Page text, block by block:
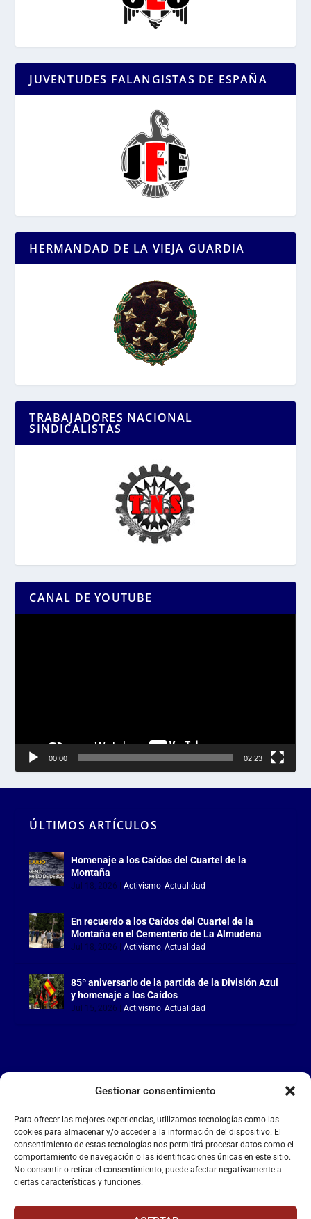
Gestionar consentimiento
Para ofrecer las mejores experiencias, utilizamos tecnologías como las
cookies para almacenar y/o acceder a la información del dispositivo. El
consentimiento de estas tecnologías nos permitirá procesar datos como el
comportamiento de navegación o las identificaciones únicas en este sitio.
No consentir o retirar el consentimiento, puede afectar negativamente a
ciertas características y funciones.
JUVENTUDES FALANGISTAS DE ESPAÑA
HERMANDAD DE LA VIEJA GUARDIA
TRABAJADORES NACIONAL
SINDICALISTAS
CANAL DE YOUTUBE
00:00 02:23
ÚLTIMOS ARTÍCULOS
Homenaje a los Caídos del Cuartel de la
Montaña
Jul 18, 2026 |Activismo ,Actualidad
En recuerdo a los Caídos del Cuartel de la
Montaña en el Cementerio de La Almudena
Jul 18, 2026 |Activismo ,Actualidad
85º aniversario de la partida de la División Azul
y homenaje a los Caídos
Jul 15, 2026 |Activismo ,Actualidad
LA FALANGE
Reproductor
de
vídeo